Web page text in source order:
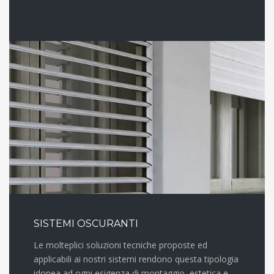
SISTEMI OSCURANTI
Le molteplici soluzioni tecniche proposte ed
applicabili ai nostri sistemi rendono questa tipologia